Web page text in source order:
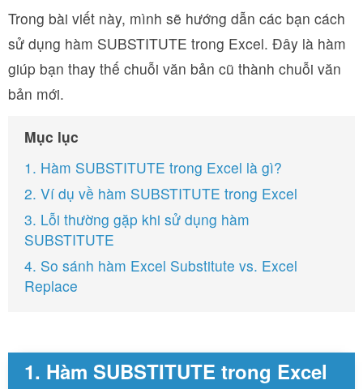
Trong bài viết này, mình sẽ hướng dẫn các bạn cách
sử dụng hàm SUBSTITUTE trong Excel. Đây là hàm
giúp bạn thay thế chuỗi văn bản cũ thành chuỗi văn
bản mới.
Mục lục
1. Hàm SUBSTITUTE trong Excel là gì?
2. Ví dụ về hàm SUBSTITUTE trong Excel
3. Lỗi thường gặp khi sử dụng hàm
SUBSTITUTE
4. So sánh hàm Excel Substitute vs. Excel
Replace
1. Hàm SUBSTITUTE trong Excel